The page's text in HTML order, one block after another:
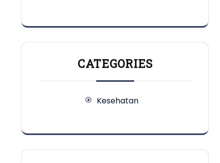
CATEGORIES
Kesehatan